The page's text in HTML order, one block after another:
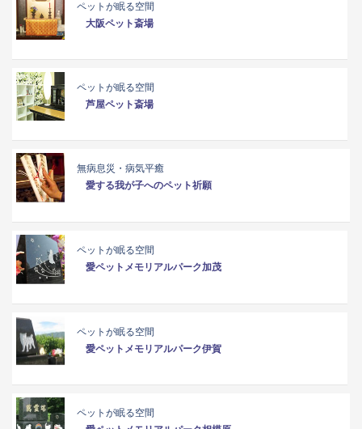
ペットが眠る空間
大阪ペット斎場
ペットが眠る空間
芦屋ペット斎場
無病息災・病気平癒
愛する我が子へのペット祈願
ペットが眠る空間
愛ペットメモリアルパーク加茂
ペットが眠る空間
愛ペットメモリアルパーク伊賀
ペットが眠る空間